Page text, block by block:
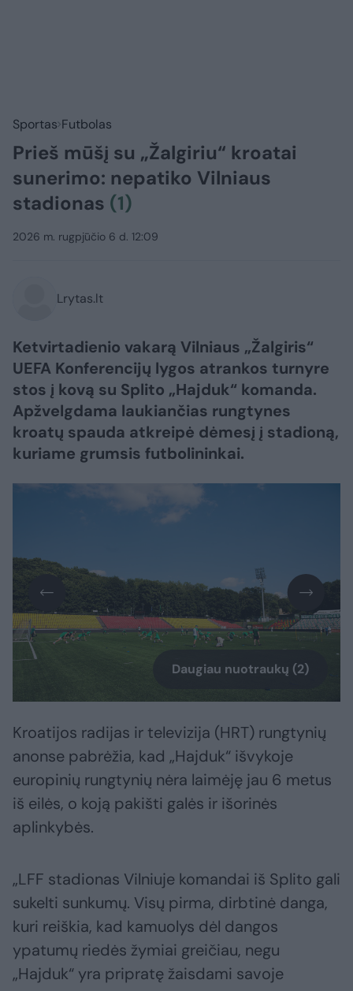
Sportas Futbolas
Prieš mūšį su „Žalgiriu“ kroatai
sunerimo: nepatiko Vilniaus
stadionas (1)
2026 m. rugpjūčio 6 d. 12:09
Lrytas.lt
Ketvirtadienio vakarą Vilniaus „Žalgiris“
UEFA Konferencijų lygos atrankos turnyre
stos į kovą su Splito „Hajduk“ komanda.
Apžvelgdama laukiančias rungtynes
kroatų spauda atkreipė dėmesį į stadioną,
kuriame grumsis futbolininkai.
Daugiau nuotraukų (2)
Kroatijos radijas ir televizija (HRT) rungtynių
anonse pabrėžia, kad „Hajduk“ išvykoje
europinių rungtynių nėra laimėję jau 6 metus
iš eilės, o koją pakišti galės ir išorinės
aplinkybės.
„LFF stadionas Vilniuje komandai iš Splito gali
sukelti sunkumų. Visų pirma, dirbtinė danga,
kuri reiškia, kad kamuolys dėl dangos
ypatumų riedės žymiai greičiau, negu
„Hajduk“ yra pripratę žaisdami savoje